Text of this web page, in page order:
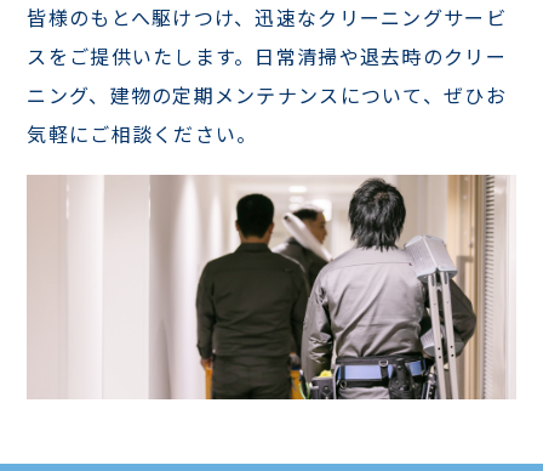
皆様のもとへ駆けつけ、迅速なクリーニングサービ
スをご提供いたします。日常清掃や退去時のクリー
ニング、建物の定期メンテナンスについて、ぜひお
気軽にご相談ください。